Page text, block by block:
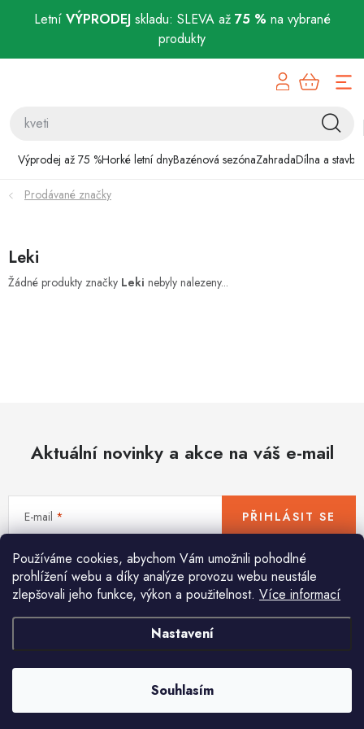
Letní VÝPRODEJskladu: SLEVA až 75 % na vybrané
produkty
Používáme cookies, abychom Vám umožnili pohodlné
prohlížení webu a díky analýze provozu webu neustále
zlepšovali jeho funkce, výkon a použitelnost. Více informací
Nastavení
Souhlasím
Výprodej až 75 %Horké letní dnyBazénová sezónaZahradaDílna a stavba
Bazénová sezóna
Zahrada
Domácnost
Novinky
World Cleanup Day
Akční ceny
Půjčovna Kontaktuje nás
Obchodní podmínky
Vrácení a reklamace
Podmínky ochrany osobních údajů
Obchodní podmínky pro podnikatele
Způsob doručení a platby
Zásady používání cookies
Prodávané značky
Leki
Žádné produkty značky Leki nebyly nalezeny...
Aktuální novinky a akce na váš e-mail
E-mail
Vložením e-mailu souhlasíte spodmínkami ochrany osobních údajů
PŘIHLÁSIT SE
Pomůžeme vám s výběrem
Potřebujete s něčím poradit? Jsme tu pro vás!
info@huka.cz